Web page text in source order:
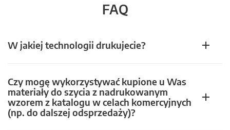
FAQ
W jakiej technologii drukujecie?
Czy mogę wykorzystywać kupione u Was
materiały do szycia z nadrukowanym
wzorem z katalogu w celach komercyjnych
(np. do dalszej odsprzedaży)?